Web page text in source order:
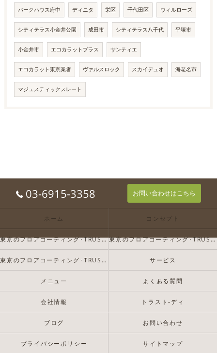
パークハウス府中 ディニタ 栄区 千代田区 ウィルローズ
シティテラス小金井公園 成田市 シティテラス八千代 平塚市
小金井市 エコカラットプラス サンティエ
エコカラット東京業者 ヴァルスロック スカイデュオ 海老名市
マジェスティックスレート
03-6915-3358 お問い合わせはこちら
ホーム コンセプト
東京のフロアコーティング･TRUST-Dの口コミ情報 東京のフロアコーティング･TRUST-Dの評判
東京のフロアコーティング･TRUST-Dのお客様の声 サービス
メニュー よくある質問
会社情報 トラスト-ディ
ブログ お問い合わせ
プライバシーポリシー サイトマップ